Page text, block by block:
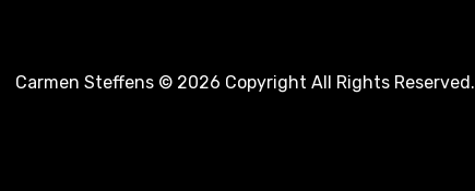
Carmen Steffens© 2026 Copyright All Rights Reserved.